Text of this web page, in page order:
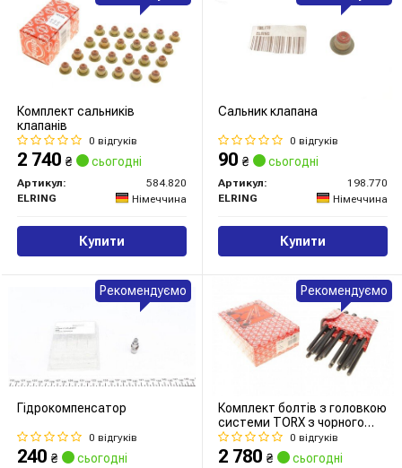
Комплект сальників
клапанів
0 відгуків
2 740 ₴ сьогодні
Артикул:
584.820
ELRING
Німеччина
Купити
Сальник клапана
0 відгуків
90 ₴ сьогодні
Артикул:
198.770
ELRING
Німеччина
Купити
Гідрокомпенсатор
0 відгуків
240 ₴ сьогодні
Рекомендуємо
Комплект болтів з головкою
системи TORX з чорного
металу
0 відгуків
2 780 ₴ сьогодні
Рекомендуємо